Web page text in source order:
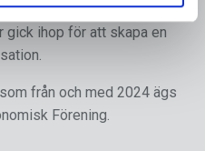
producenter av frukt,
gick ihop för att skapa en
från och med 2024 ägs
Förening.